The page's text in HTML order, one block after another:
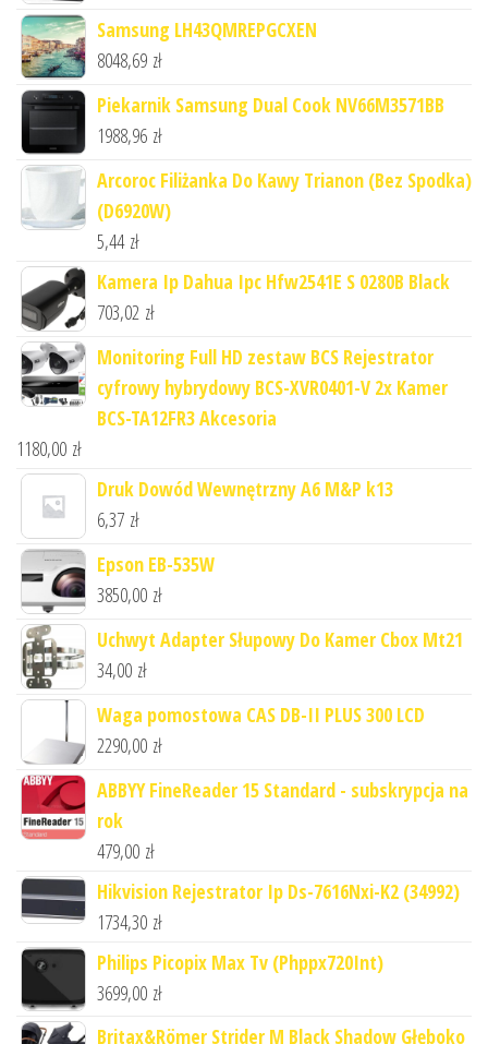
Samsung LH43QMREPGCXEN
8048,69 zł
Piekarnik Samsung Dual Cook NV66M3571BB
1988,96 zł
Arcoroc Filiżanka Do Kawy Trianon (Bez Spodka)
(D6920W)
5,44 zł
Kamera Ip Dahua Ipc Hfw2541E S 0280B Black
703,02 zł
Monitoring Full HD zestaw BCS Rejestrator
cyfrowy hybrydowy BCS-XVR0401-V 2x Kamer
BCS-TA12FR3 Akcesoria
1180,00 zł
Druk Dowód Wewnętrzny A6 M&P k13
6,37 zł
Epson EB-535W
3850,00 zł
Uchwyt Adapter Słupowy Do Kamer Cbox Mt21
34,00 zł
Waga pomostowa CAS DB-II PLUS 300 LCD
2290,00 zł
ABBYY FineReader 15 Standard - subskrypcja na
rok
479,00 zł
Hikvision Rejestrator Ip Ds-7616Nxi-K2 (34992)
1734,30 zł
Philips Picopix Max Tv (Phppx720Int)
3699,00 zł
Britax&Römer Strider M Black Shadow Głęboko